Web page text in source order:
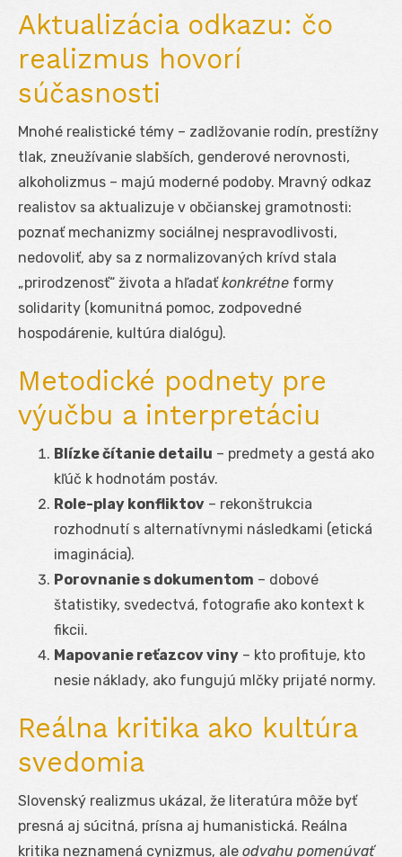
Aktualizácia odkazu: čo
realizmus hovorí
súčasnosti
Mnohé realistické témy – zadlžovanie rodín, prestížny
tlak, zneužívanie slabších, genderové nerovnosti,
alkoholizmus – majú moderné podoby. Mravný odkaz
realistov sa aktualizuje v občianskej gramotnosti:
poznať mechanizmy sociálnej nespravodlivosti,
nedovoliť, aby sa z normalizovaných krívd stala
„prirodzenosť“ života a hľadaťkonkrétne formy
solidarity (komunitná pomoc, zodpovedné
hospodárenie, kultúra dialógu).
Metodické podnety pre
výučbu a interpretáciu
Blízke čítanie detailu – predmety a gestá ako
kľúč k hodnotám postáv.
Role-play konfliktov – rekonštrukcia
rozhodnutí s alternatívnymi následkami (etická
imaginácia).
Porovnanie s dokumentom – dobové
štatistiky, svedectvá, fotografie ako kontext k
fikcii.
Mapovanie reťazcov viny – kto profituje, kto
nesie náklady, ako fungujú mlčky prijaté normy.
Reálna kritika ako kultúra
svedomia
Slovenský realizmus ukázal, že literatúra môže byť
presná aj súcitná, prísna aj humanistická. Reálna
kritika neznamená cynizmus, ale odvahu pomenúvať